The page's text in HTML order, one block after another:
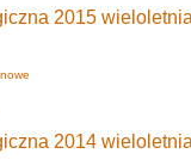
2015
2014